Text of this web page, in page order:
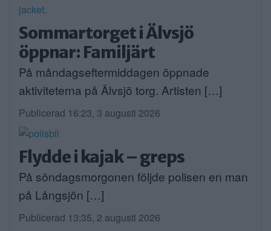
Sommartorget i Älvsjö
öppnar: Familjärt
På måndagseftermiddagen öppnade
aktiviteterna på Älvsjö torg. Artisten […]
Publicerad 16:23, 3 augusti 2026
Flydde i kajak – greps
På söndagsmorgonen följde polisen en man
på Långsjön […]
Publicerad 13:35, 2 augusti 2026